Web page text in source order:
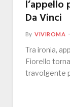
l’appello
Da Vinci
By VIVIROMA
Tra ironia,
Fiorello
travolgente